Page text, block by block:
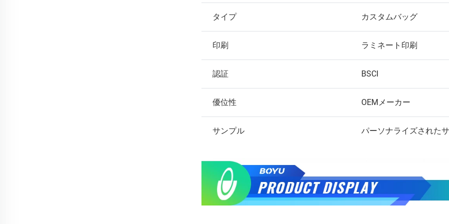
タイプ カスタムバッグ
印刷 ラミネート印刷
認証 BSCI
優位性 OEMメーカー
サンプル パーソナライズされた